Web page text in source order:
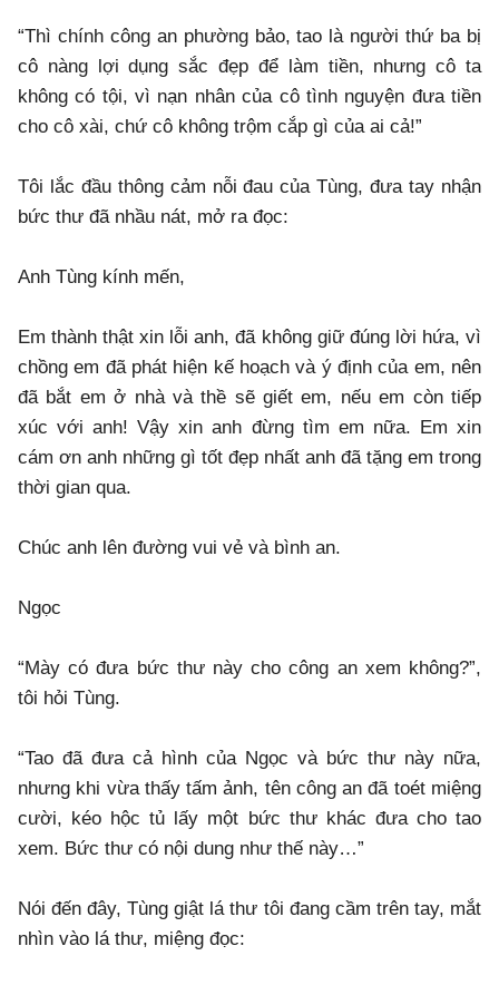
“Thì chính công an phường bảo, tao là người thứ ba bị
cô nàng lợi dụng sắc đẹp để làm tiền, nhưng cô ta
không có tội, vì nạn nhân của cô tình nguyện đưa tiền
cho cô xài, chứ cô không trộm cắp gì của ai cả!”
Tôi lắc đầu thông cảm nỗi đau của Tùng, đưa tay nhận
bức thư đã nhầu nát, mở ra đọc:
Anh Tùng kính mến,
Em thành thật xin lỗi anh, đã không giữ đúng lời hứa, vì
chồng em đã phát hiện kế hoạch và ý định của em, nên
đã bắt em ở nhà và thề sẽ giết em, nếu em còn tiếp
xúc với anh! Vậy xin anh đừng tìm em nữa. Em xin
cám ơn anh những gì tốt đẹp nhất anh đã tặng em trong
thời gian qua.
Chúc anh lên đường vui vẻ và bình an.
Ngọc
“Mày có đưa bức thư này cho công an xem không?”,
tôi hỏi Tùng.
“Tao đã đưa cả hình của Ngọc và bức thư này nữa,
nhưng khi vừa thấy tấm ảnh, tên công an đã toét miệng
cười, kéo hộc tủ lấy một bức thư khác đưa cho tao
xem. Bức thư có nội dung như thế này…”
Nói đến đây, Tùng giật lá thư tôi đang cầm trên tay, mắt
nhìn vào lá thư, miệng đọc: